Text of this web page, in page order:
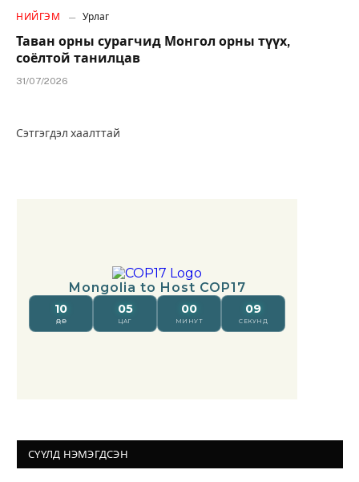
НИЙГЭМ Урлаг
Таван орны сурагчид Монгол орны түүх,
соёлтой танилцав
31/07/2026
Сэтгэгдэл хаалттай
СҮҮЛД НЭМЭГДСЭН